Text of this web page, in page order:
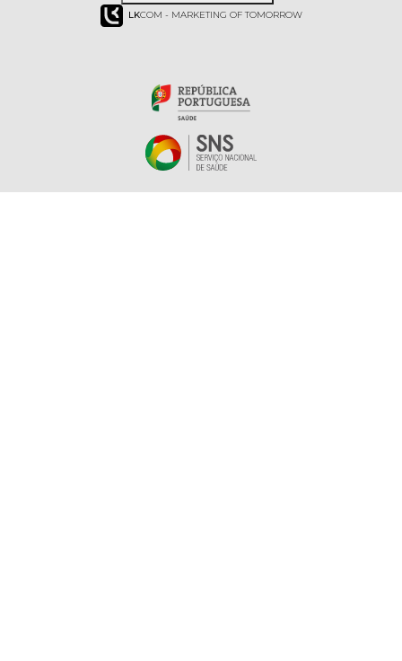
LKCOM - MARKETING OF TOMORROW